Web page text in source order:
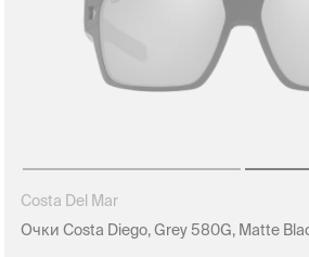
Costa Del Mar
Очки Costa Diego, Grey 580G, Matte